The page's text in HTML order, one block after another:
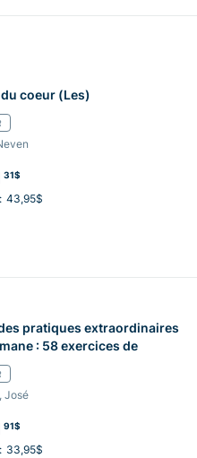
coeur (Les)
31$
43,95$
pratiques extraordinaires
: 58 exercices de
José
91$
33,95$